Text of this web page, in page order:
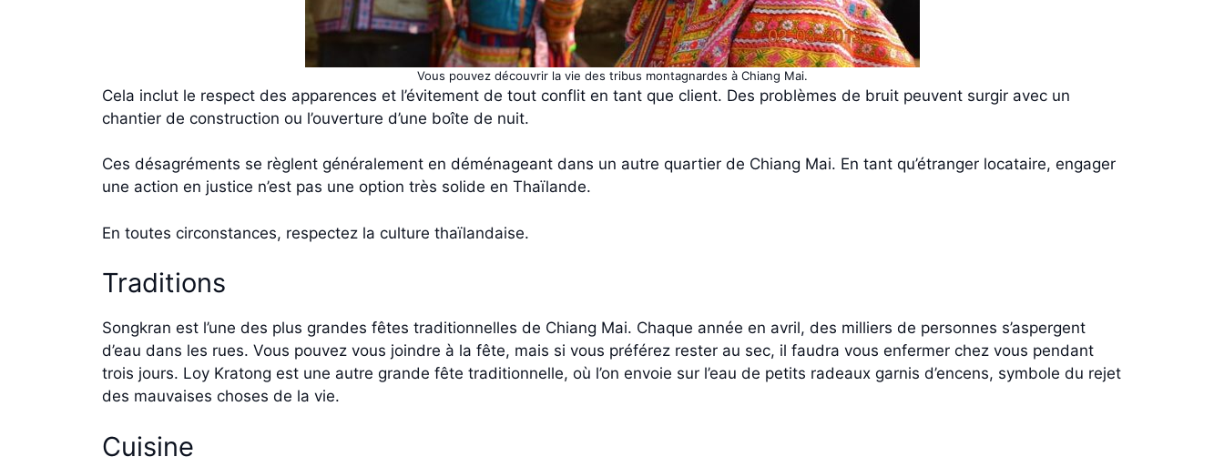
Vous pouvez découvrir la vie des tribus montagnardes à Chiang Mai.
Cela inclut le respect des apparences et l’évitement de tout conflit en tant que client. Des problèmes de bruit peuvent surgir avec un
chantier de construction ou l’ouverture d’une boîte de nuit.
Ces désagréments se règlent généralement en déménageant dans un autre quartier de Chiang Mai. En tant qu’étranger locataire, engager
une action en justice n’est pas une option très solide en Thaïlande.
En toutes circonstances, respectez la culture thaïlandaise.
Traditions
Songkran est l’une des plus grandes fêtes traditionnelles de Chiang Mai. Chaque année en avril, des milliers de personnes s’aspergent
d’eau dans les rues. Vous pouvez vous joindre à la fête, mais si vous préférez rester au sec, il faudra vous enfermer chez vous pendant
trois jours. Loy Kratong est une autre grande fête traditionnelle, où l’on envoie sur l’eau de petits radeaux garnis d’encens, symbole du rejet
des mauvaises choses de la vie.
Cuisine